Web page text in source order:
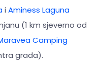
i Aminess Laguna
(1 km sjeverno od
Camping
grada).